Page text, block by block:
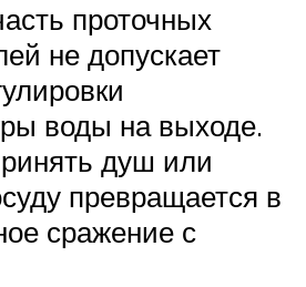
проточных
не допускает
воды на выходе.
душ или
превращается в
сражение с